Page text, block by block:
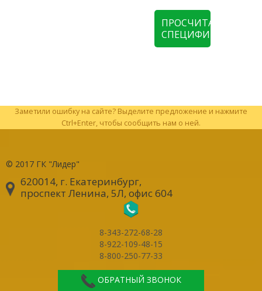
ПРОСЧИТАТЬ
СПЕЦИФИКАЦИЮ
Заметили ошибку на сайте? Выделите предложение и нажмите
Ctrl+Enter, чтобы сообщить нам о ней.
© 2017 ГК "Лидер"
620014, г. Екатеринбург,
проспект Ленина, 5Л, офис 604
8-343-272-68-28
8-922-109-48-15
8-800-250-77-33
ОБРАТНЫЙ ЗВОНОК